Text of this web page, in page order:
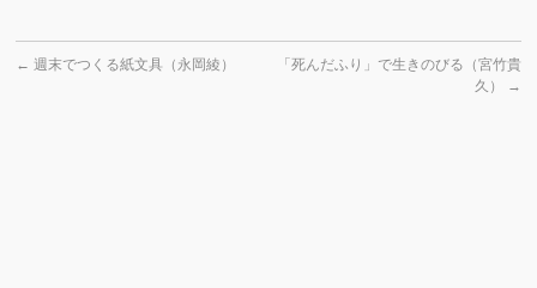
← 週末でつくる紙文具（永岡綾）
「死んだふり」で生きのびる（宮竹貴
久）
→